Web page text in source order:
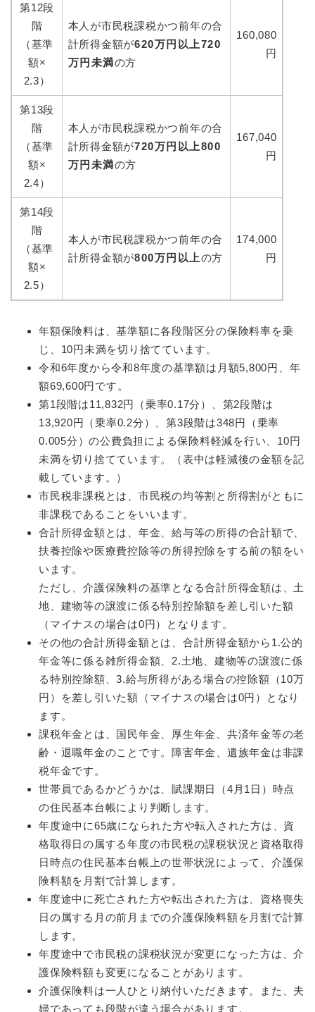
第12段
階
（基準
額×
2.3）
本人が市民税課税かつ前年の合
計所得金額が620万円以上720
万円未満の方
160,080
円
第13段
階
（基準
額×
2.4）
本人が市民税課税かつ前年の合
計所得金額が720万円以上800
万円未満の方
167,040
円
第14段
階
（基準
額×
2.5）
本人が市民税課税かつ前年の合
計所得金額が800万円以上の方
174,000
円
年額保険料は、基準額に各段階区分の保険料率を乗
じ、10円未満を切り捨てています。
令和6年度から令和8年度の基準額は月額5,800円、年
額69,600円です。
第1段階は11,832円（乗率0.17分）、第2段階は
13,920円（乗率0.2分）、第3段階は348円（乗率
0.005分）の公費負担による保険料軽減を行い、10円
未満を切り捨てています。（表中は軽減後の金額を記
載しています。）
市民税非課税とは、市民税の均等割と所得割がともに
非課税であることをいいます。
合計所得金額とは、年金、給与等の所得の合計額で、
扶養控除や医療費控除等の所得控除をする前の額をい
います。
ただし、介護保険料の基準となる合計所得金額は、土
地、建物等の譲渡に係る特別控除額を差し引いた額
（マイナスの場合は0円）となります。
その他の合計所得金額とは、合計所得金額から1.公的
年金等に係る雑所得金額、2.土地、建物等の譲渡に係
る特別控除額、3.給与所得がある場合の控除額（10万
円）を差し引いた額（マイナスの場合は0円）となり
ます。
課税年金とは、国民年金、厚生年金、共済年金等の老
齢・退職年金のことです。障害年金、遺族年金は非課
税年金です。
世帯員であるかどうかは、賦課期日（4月1日）時点
の住民基本台帳により判断します。
年度途中に65歳になられた方や転入された方は、資
格取得日の属する年度の市民税の課税状況と資格取得
日時点の住民基本台帳上の世帯状況によって、介護保
険料額を月割で計算します。
年度途中に死亡された方や転出された方は、資格喪失
日の属する月の前月までの介護保険料額を月割で計算
します。
年度途中で市民税の課税状況が変更になった方は、介
護保険料額も変更になることがあります。
介護保険料は一人ひとり納付いただきます。また、夫
婦であっても段階が違う場合があります。